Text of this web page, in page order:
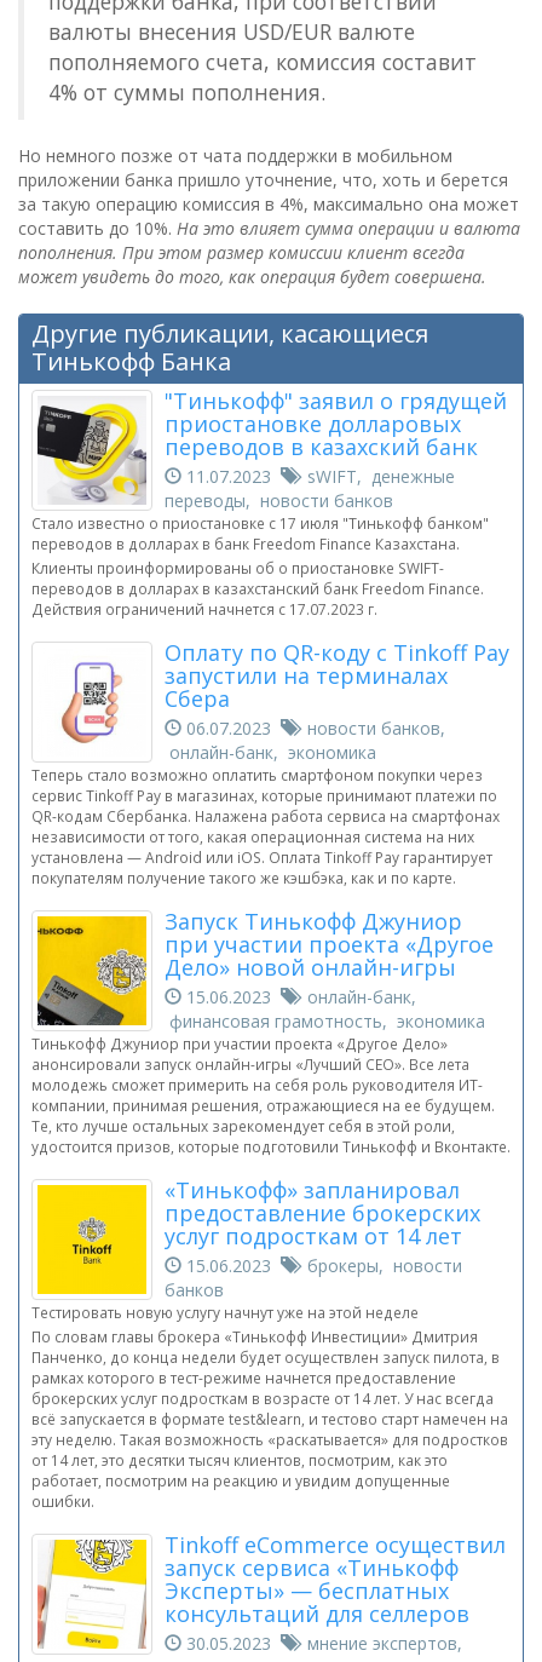
валюты внесения USD/EUR валюте
пополняемого счета, комиссия составит
4% от суммы пополнения.
Но немного позже от чата поддержки в мобильном
приложении банка пришло уточнение, что, хоть и берется
за такую операцию комиссия в 4%, максимально она может
составить до 10%. На это влияет сумма операции и валюта
пополнения. При этом размер комиссии клиент всегда
может увидеть до того, как операция будет совершена.
Другие публикации, касающиеся
Тинькофф Банка
"Тинькофф" заявил о грядущей
приостановке долларовых
переводов в казахский банк
11.07.2023
sWIFT, денежные
переводы, новости банков
Стало известно о приостановке с 17 июля "Тинькофф банком"
переводов в долларах в банк Freedom Finance Казахстана.
Клиенты проинформированы об о приостановке SWIFT-
переводов в долларах в казахстанский банк Freedom Finance.
Действия ограничений начнется с 17.07.2023 г.
Оплату по QR-коду с Tinkoff Pay
запустили на терминалах
Сбера
06.07.2023
новости банков,
онлайн-банк, экономика
Теперь стало возможно оплатить смартфоном покупки через
сервис Tinkoff Pay в магазинах, которые принимают платежи по
QR-кодам Сбербанка. Налажена работа сервиса на смартфонах
независимости от того, какая операционная система на них
установлена — Android или iOS. Оплата Tinkoff Pay гарантирует
покупателям получение такого же кэшбэка, как и по карте.
Запуск Тинькофф Джуниор
при участии проекта «Другое
Дело» новой онлайн-игры
15.06.2023
онлайн-банк,
финансовая грамотность, экономика
Тинькофф Джуниор при участии проекта «Другое Дело»
анонсировали запуск онлайн-игры «Лучший CEO». Все лета
молодежь сможет примерить на себя роль руководителя ИТ-
компании, принимая решения, отражающиеся на ее будущем.
Те, кто лучше остальных зарекомендует себя в этой роли,
удостоится призов, которые подготовили Тинькофф и Вконтакте.
«Тинькофф» запланировал
предоставление брокерских
услуг подросткам от 14 лет
15.06.2023
брокеры, новости
банков
Тестировать новую услугу начнут уже на этой неделе
По словам главы брокера «Тинькофф Инвестиции» Дмитрия
Панченко, до конца недели будет осуществлен запуск пилота, в
рамках которого в тест-режиме начнется предоставление
брокерских услуг подросткам в возрасте от 14 лет. У нас всегда
всё запускается в формате test&learn, и тестово старт намечен на
эту неделю. Такая возможность «раскатывается» для подростков
от 14 лет, это десятки тысяч клиентов, посмотрим, как это
работает, посмотрим на реакцию и увидим допущенные
ошибки.
Tinkoff eCommerce осуществил
запуск сервиса «Тинькофф
Эксперты» — бесплатных
консультаций для селлеров
30.05.2023
мнение экспертов,